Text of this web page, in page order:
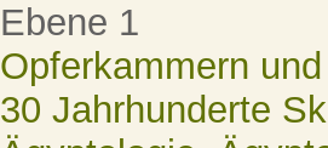
Ebene 1
Opferkammern
30 Jahrhunderte